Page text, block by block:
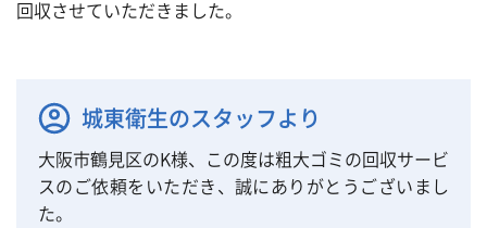
回収させていただきました。
城東衛生のスタッフより
大阪市鶴見区のK様、この度は粗大ゴミの回収サービ
スのご依頼をいただき、誠にありがとうございまし
た。